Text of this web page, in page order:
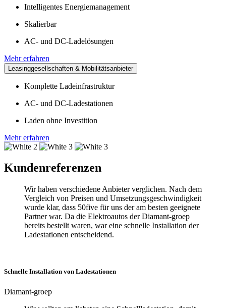
Intelligentes Energiemanagement
Skalierbar
AC- und DC-Ladelösungen
Mehr erfahren
Leasinggesellschaften & Mobilitätsanbieter
Komplette Ladeinfrastruktur
AC- und DC-Ladestationen
Laden ohne Investition
Mehr erfahren
Kundenreferenzen
Wir haben verschiedene Anbieter verglichen. Nach dem
Vergleich von Preisen und Umsetzungsgeschwindigkeit
wurde klar, dass 50five für uns der am besten geeignete
Partner war. Da die Elektroautos der Diamant-groep
bereits bestellt waren, war eine schnelle Installation der
Ladestationen entscheidend.
Schnelle Installation von Ladestationen
Diamant-groep